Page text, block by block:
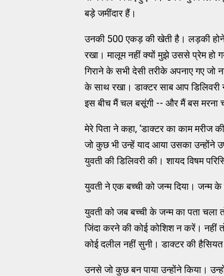
बड़े जमींदार हैं।
उनकी 500 एकड़ की खेती है। लड़की होने
रखा। मालूम नहीं क्यों मुझे उससे प्रेम हो
गिराने के सभी देसी तरीके अपनाए गए
के साथ रखा। डाक्टर साब आप
इस बीच मैं चल बसूंगी -- और मैं बस मरना
मेरे पिता ने कहा, ‘डाक्टर का काम मरीज
जो कुछ भी उन्हें याद आया उसका उन्होंने
युवती की डिलिवरी की। शायद विषम
युवती ने एक बच्ची को जन्म दिया। जन्म
युवती को जब बच्ची के जन्म का पता चला
जिंदा करने की कोई कोशिश न करें। नहीं
कोई दलील नहीं सुनी। डाक्टर की
उनसे जो कुछ बन पाया उन्होंने किया।